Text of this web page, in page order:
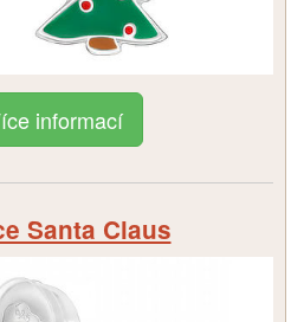
informací
Santa Claus